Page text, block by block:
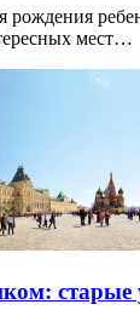
рождения
мест…